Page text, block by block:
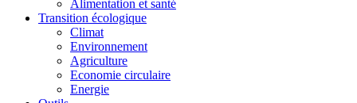
Alimentation et santé
Transition écologique
Climat
Environnement
Agriculture
Economie circulaire
Energie